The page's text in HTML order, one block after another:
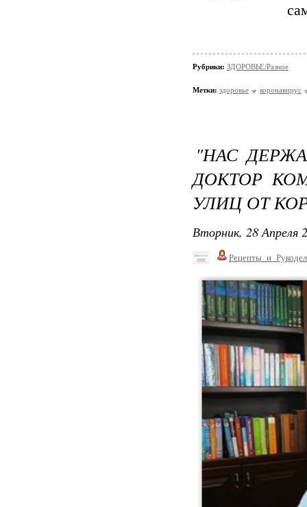
Рубрики: ЗДОРОВЬЕ/Разное
Метки: здоровье коронавирус
"НАС
ДОКТОР
УЛИЦ ОТ
Вторник, 28 Апреля